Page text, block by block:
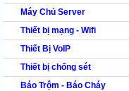
Máy Chủ Server
Thiết bị mạng - Wifi
Thiết Bị VoIP
Thiết bị chống sét
Báo Trộm - Báo Cháy